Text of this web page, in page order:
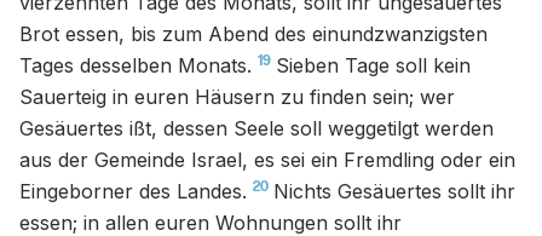
Brot essen, bis zum Abend des einundzwanzigsten
Tages desselben Monats. 19 Sieben Tage soll kein
Sauerteig in euren Häusern zu finden sein; wer
Gesäuertes ißt, dessen Seele soll weggetilgt werden
aus der Gemeinde Israel, es sei ein Fremdling oder ein
Eingeborner des Landes. 20 Nichts Gesäuertes sollt ihr
essen; in allen euren Wohnungen sollt ihr